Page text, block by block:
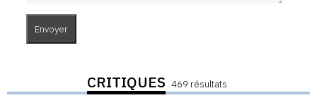
CRITIQUES 469 résultats